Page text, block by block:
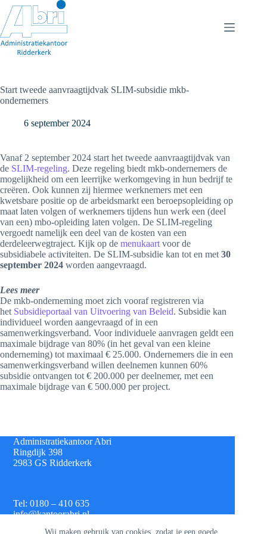
naar
de
inhoud
Wij maken gebruik van cookies, zodat je een goede
Start tweede aanvraagtijdvak SLIM-subsidie mkb-
ondernemers
6 september 2024
Vanaf 2 september 2024 start het tweede aanvraagtijdvak van
de SLIM-regeling. Deze regeling biedt mkb-ondernemers de
mogelijkheid om een leerrijke werkomgeving in hun bedrijf te
creëren. Ook kunnen zij hiermee werknemers met een
kwetsbare positie op de arbeidsmarkt een beroepsopleiding op
maat laten volgen of werknemers tijdens hun werk een (deel
van een) mbo-opleiding laten volgen. De SLIM-regeling
vergoedt namelijk een deel van de kosten van een
derdeleerwegtraject. Kijk op de menukaart voor de
subsidiabele activiteiten. De SLIM-subsidie kan tot en met 30
september 2024 worden aangevraagd.
Lees meer
De mkb-onderneming moet zich vooraf registreren via
het Subsidieportaal van Uitvoering van Beleid. Subsidie kan
individueel worden aangevraagd of in een
samenwerkingsverband. Voor individuele aanvragen geldt een
maximale bijdrage van 80% (in het geval van een kleine
onderneming) tot maximaal € 25.000. Ondernemers die in een
samenwerkingsverband willen deelnemen kunnen 60%
subsidie ontvangen tot € 200.000 per deelnemer, met een
maximale bijdrage van € 500.000 per project.
Administratiekantoor Abri
Ringdijk 398
2983 GS Ridderkerk
Tel: 0180 – 410 635
info@kantoorabri.nl